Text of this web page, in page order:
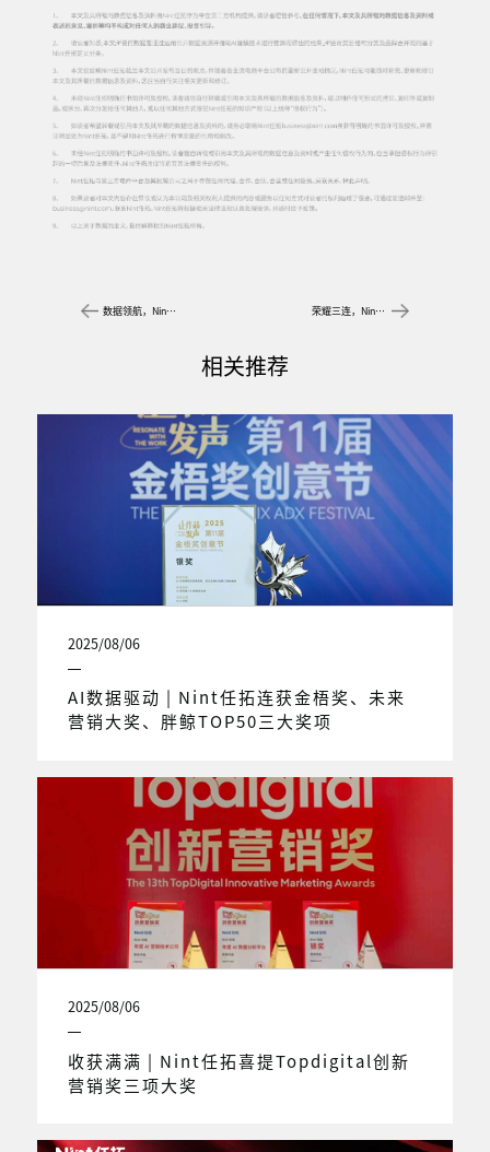
数据领航，Nint任拓喜获「2023—2024数字化商业创新奖」TOP50年度先锋营销数字化服务商！ 荣耀三连，Nint任拓斩获2024第十二届TopDigital创新营销奖3项大奖！
相关推荐
2025/08/06
AI数据驱动 | Nint任拓连获金梧奖、未来
营销大奖、胖鲸TOP50三大奖项
2025/08/06
收获满满 | Nint任拓喜提Topdigital创新
营销奖三项大奖